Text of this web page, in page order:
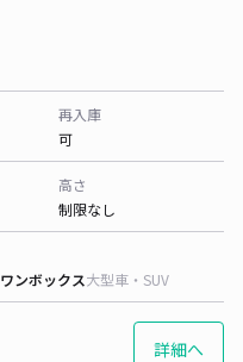
再入庫
可
高さ
制限なし
ワンボックス大型車・SUV
詳細へ